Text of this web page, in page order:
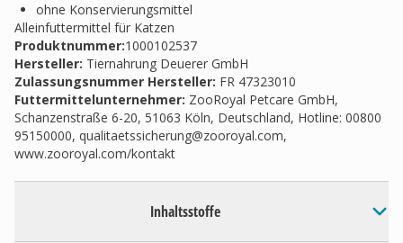
ohne Konservierungsmittel
Alleinfuttermittel für Katzen
Produktnummer:1000102537
Hersteller: Tiernahrung Deuerer GmbH
Zulassungsnummer Hersteller: FR 47323010
Futtermittelunternehmer: ZooRoyal Petcare GmbH,
Schanzenstraße 6-20, 51063 Köln, Deutschland, Hotline: 00800
95150000, qualitaetssicherung@zooroyal.com,
www.zooroyal.com/kontakt
Inhaltsstoffe